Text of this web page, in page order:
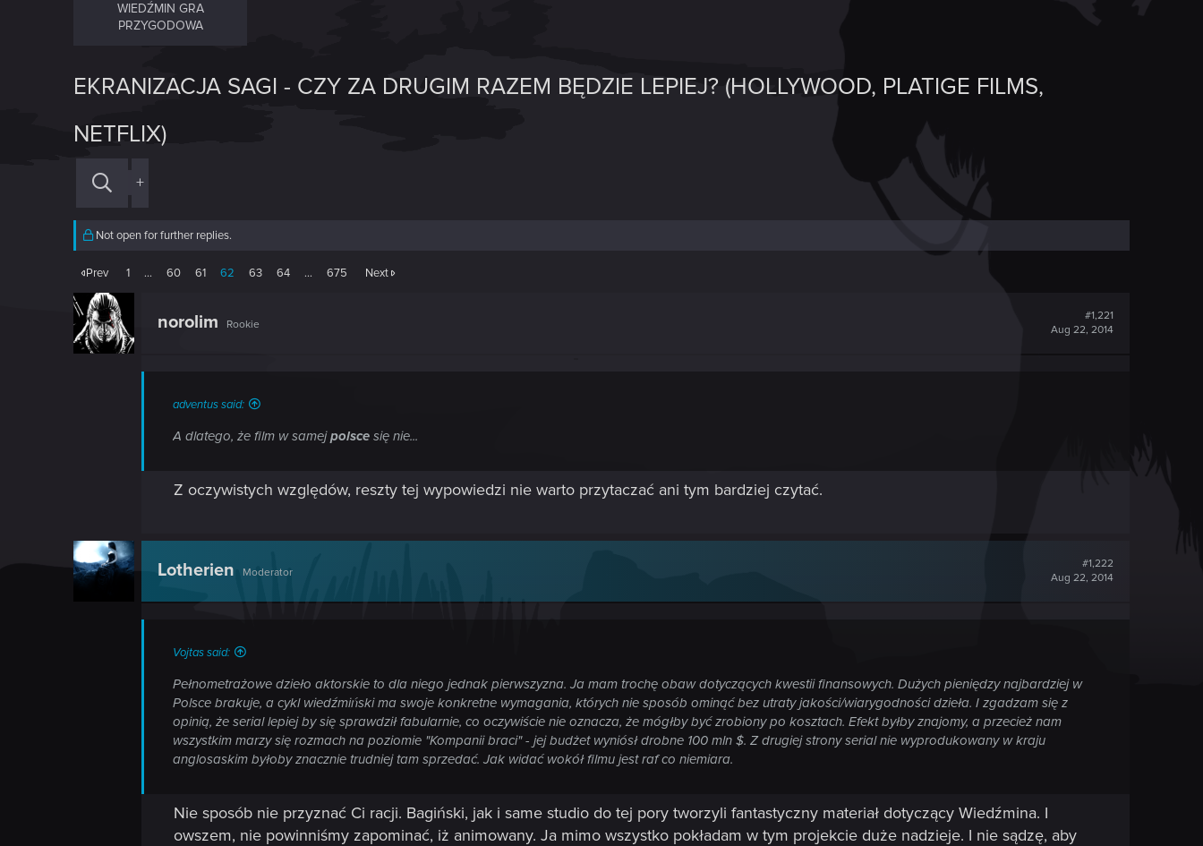
WIEDŹMIN GRA
PRZYGODOWA
EKRANIZACJA SAGI - CZY ZA DRUGIM RAZEM BĘDZIE LEPIEJ? (HOLLYWOOD, PLATIGE FILMS,
NETFLIX)
+
Not open for further replies.
Prev 1 … 60 61 62 63 64 … 675 Next
norolim Rookie
#1,221
Aug 22, 2014
adventus said:
A dlatego, że film w samejpolsce się nie...
Z oczywistych względów, reszty tej wypowiedzi nie warto przytaczać ani tym bardziej czytać.
Lotherien Moderator
#1,222
Aug 22, 2014
Vojtas said:
Pełnometrażowe dzieło aktorskie to dla niego jednak pierwszyzna. Ja mam trochę obaw dotyczących kwestii finansowych. Dużych pieniędzy najbardziej w
Polsce brakuje, a cykl wiedźmiński ma swoje konkretne wymagania, których nie sposób ominąć bez utraty jakości/wiarygodności dzieła. I zgadzam się z
opinią, że serial lepiej by się sprawdził fabularnie, co oczywiście nie oznacza, że mógłby być zrobiony po kosztach. Efekt byłby znajomy, a przecież nam
wszystkim marzy się rozmach na poziomie "Kompanii braci" - jej budżet wyniósł drobne 100 mln $. Z drugiej strony serial nie wyprodukowany w kraju
anglosaskim byłoby znacznie trudniej tam sprzedać. Jak widać wokół filmu jest raf co niemiara.
Nie sposób nie przyznać Ci racji. Bagiński, jak i same studio do tej pory tworzyli fantastyczny materiał dotyczący Wiedźmina. I
owszem, nie powinniśmy zapominać, iż animowany. Ja mimo wszystko pokładam w tym projekcie duże nadzieje. I nie sądzę, aby